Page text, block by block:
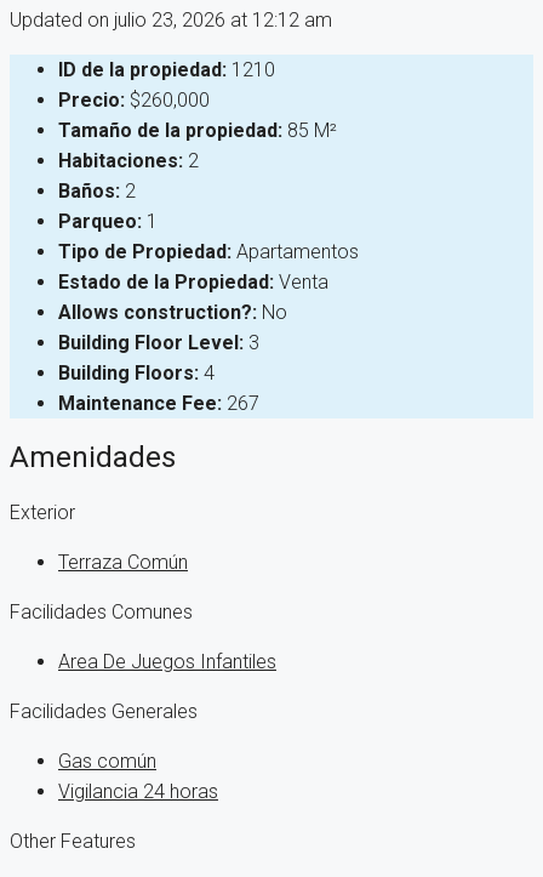
Updated on julio 23, 2026 at 12:12 am
ID de la propiedad: 1210
Precio: $260,000
Tamaño de la propiedad: 85 M²
Habitaciones: 2
Baños: 2
Parqueo: 1
Tipo de Propiedad: Apartamentos
Estado de la Propiedad: Venta
Allows construction?: No
Building Floor Level: 3
Building Floors: 4
Maintenance Fee: 267
Amenidades
Exterior
Terraza Común
Facilidades Comunes
Area De Juegos Infantiles
Facilidades Generales
Gas común
Vigilancia 24 horas
Other Features